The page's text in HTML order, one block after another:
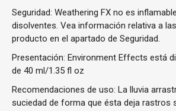
Seguridad: Weathering FX no es
disolventes. Vea información relativa a
producto en el apartado de Seguridad.
Presentación: Environment Effects está
de 40 ml/1.35 fl oz
Recomendaciones de uso: La lluvia
suciedad de forma que ésta deja rastros